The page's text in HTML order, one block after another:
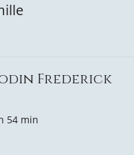
Frederick
54 min